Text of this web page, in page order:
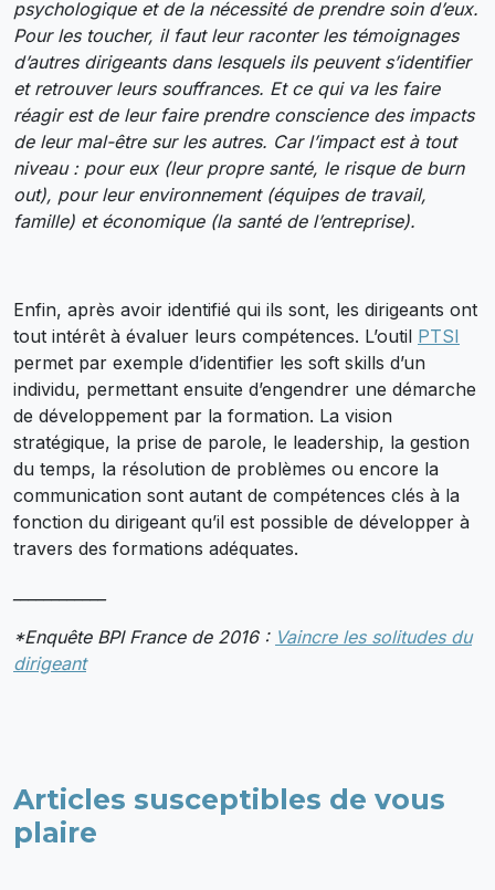
psychologique et de la nécessité de prendre soin d’eux.
Pour les toucher, il faut leur raconter les témoignages
d’autres dirigeants dans lesquels ils peuvent s’identifier
et retrouver leurs souffrances. Et ce qui va les faire
réagir est de leur faire prendre conscience des impacts
de leur mal-être sur les autres. Car l’impact est à tout
niveau : pour eux (leur propre santé, le risque de burn
out), pour leur environnement (équipes de travail,
famille) et économique (la santé de l’entreprise).
Enfin, après avoir identifié qui ils sont, les dirigeants ont
tout intérêt à évaluer leurs compétences. L’outil PTSI
permet par exemple d’identifier les soft skills d’un
individu, permettant ensuite d’engendrer une démarche
de développement par la formation. La vision
stratégique, la prise de parole, le leadership, la gestion
du temps, la résolution de problèmes ou encore la
communication sont autant de compétences clés à la
fonction du dirigeant qu’il est possible de développer à
travers des formations adéquates.
*Enquête BPI France de 2016 : Vaincre les solitudes du
dirigeant
Articles susceptibles de vous
plaire